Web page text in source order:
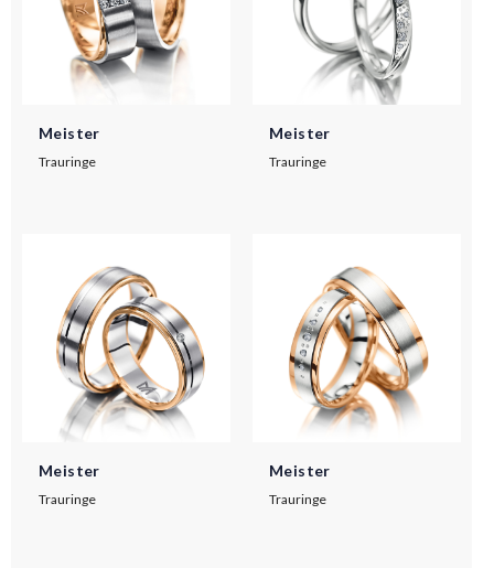
Meister
Trauringe
Meister
Trauringe
Meister
Trauringe
Meister
Trauringe